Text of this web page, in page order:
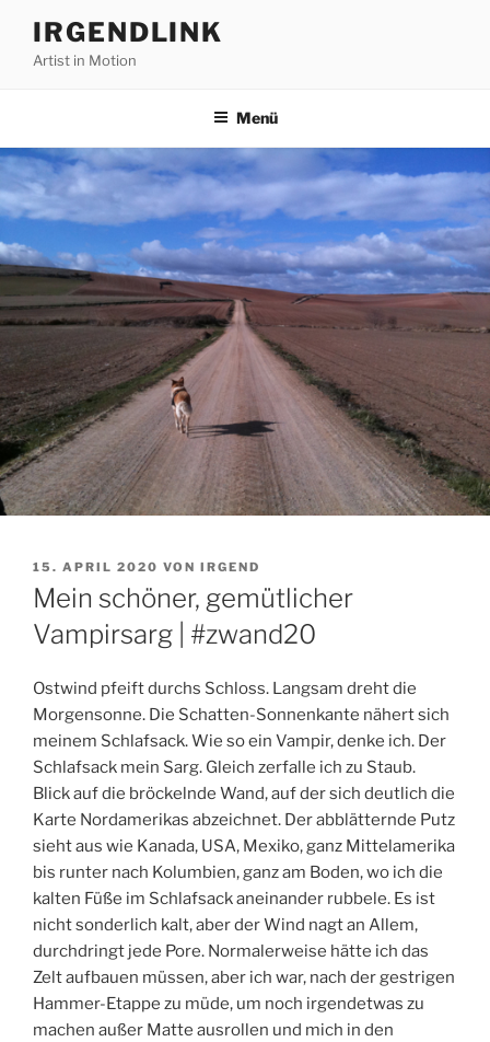
Inhalt
springen
IRGENDLINK
Artist in Motion
Menü
VERÖFFENTLICHT
AM
15. APRIL 2020 VON IRGEND
Mein schöner, gemütlicher
Vampirsarg | #zwand20
Ostwind pfeift durchs Schloss. Langsam dreht die
Morgensonne. Die Schatten-Sonnenkante nähert sich
meinem Schlafsack. Wie so ein Vampir, denke ich. Der
Schlafsack mein Sarg. Gleich zerfalle ich zu Staub.
Blick auf die bröckelnde Wand, auf der sich deutlich die
Karte Nordamerikas abzeichnet. Der abblätternde Putz
sieht aus wie Kanada, USA, Mexiko, ganz Mittelamerika
bis runter nach Kolumbien, ganz am Boden, wo ich die
kalten Füße im Schlafsack aneinander rubbele. Es ist
nicht sonderlich kalt, aber der Wind nagt an Allem,
durchdringt jede Pore. Normalerweise hätte ich das
Zelt aufbauen müssen, aber ich war, nach der gestrigen
Hammer-Etappe zu müde, um noch irgendetwas zu
machen außer Matte ausrollen und mich in den